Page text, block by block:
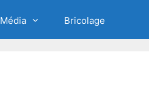
Média Bricolage